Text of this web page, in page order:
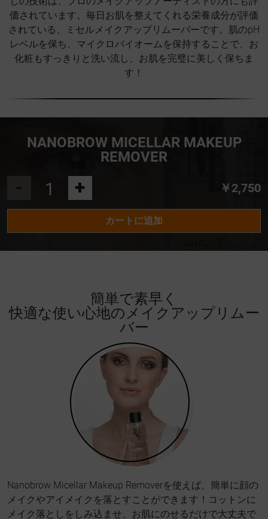
価されています。毎日お肌を整えてくれる栄養成分が評価
されている、ミセルメイクアップリムーバーです。肌のpH
レベルを保ち、マイクロバイオームを保持することで、お
化粧もすっきりと洗い流し、お肌を完璧に美しく保ちま
す！
NANOBROW MICELLAR MAKEUP
REMOVER
+ ￥2,750
カートに追加
簡単で素早く
快適な使い心地のメイクアップリムー
バー
Nanobrow Micellar Makeup Removerを使えば、簡単に顔の
メイクやアイメイクを落とすことができます！コットンに
メイク落としをしみ込ませ、お肌にのせるだけで大丈夫で